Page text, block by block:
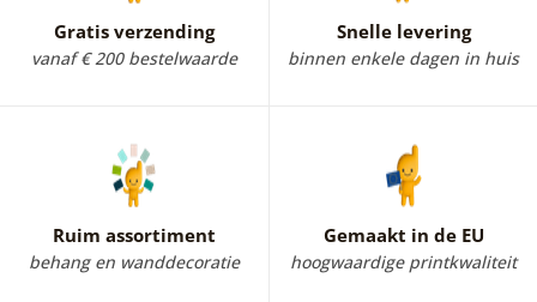
Gratis verzending
vanaf € 200 bestelwaarde
Snelle levering
binnen enkele dagen in huis
Ruim assortiment
behang en wanddecoratie
Gemaakt in de EU
hoogwaardige printkwaliteit